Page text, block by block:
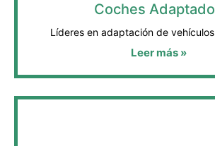
Coches
Líderes en adaptación de
Leer más »